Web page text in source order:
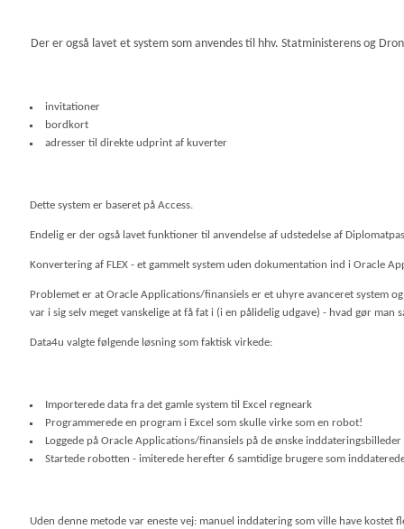
Der er også lavet et system som anvendes til hhv. Statministerens og
invitationer
bordkort
adresser til direkte udprint af kuverter
Dette system er baseret på Access.
Endelig er der også lavet funktioner til anvendelse af udstedelse af
Konvertering af FLEX - et gammelt system uden dokumentation ind i Oracle
Problemet er at Oracle Applications/finansiels er et uhyre avanceret system
var i sig selv meget vanskelige at få fat i (i en pålidelig udgave) - hvad gør man
Data4u valgte følgende løsning som faktisk virkede:
Importerede data fra det gamle system til Excel regneark
Programmerede en program i Excel som skulle virke som en robot!
Loggede på Oracle Applications/finansiels på de ønske inddateringsbilleder
Startede robotten - imiterede herefter 6 samtidige brugere som
Uden denne metode var eneste vej: manuel inddatering som ville have